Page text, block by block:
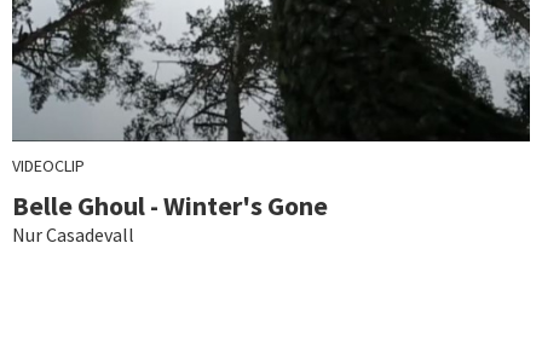
VIDEOCLIP
Belle Ghoul - Winter's Gone
Nur Casadevall